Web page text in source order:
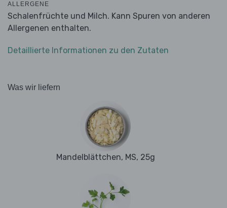
ALLERGENE
Schalenfrüchte und Milch. Kann Spuren von anderen
Allergenen enthalten.
Detaillierte Informationen zu den Zutaten
Was wir liefern
Mandelblättchen, MS, 25g